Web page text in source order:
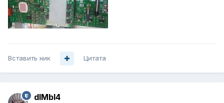
Вставить ник Цитата
dIMbI4